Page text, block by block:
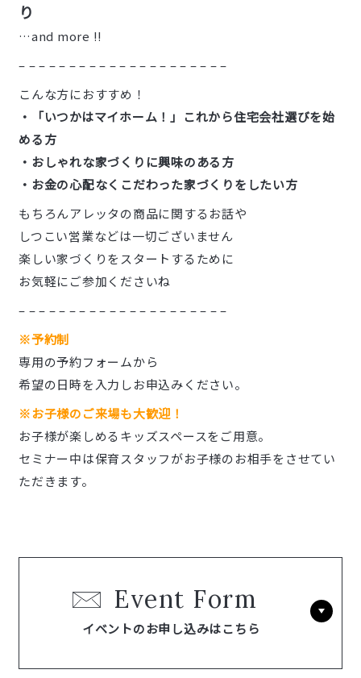
り
…and more !!
– – – – – – – – – – – – – – – – – – – – –
こんな方におすすめ！
・「いつかはマイホーム！」これから住宅会社選びを始
める方
・おしゃれな家づくりに興味のある方
・お金の心配なくこだわった家づくりをしたい方
もちろんアレッタの商品に関するお話や
しつこい営業などは一切ございません
楽しい家づくりをスタートするために
お気軽にご参加くださいね
– – – – – – – – – – – – – – – – – – – – –
※予約制
専用の予約フォームから
希望の日時を入力しお申込みください。
※お子様のご来場も大歓迎！
お子様が楽しめるキッズスペースをご用意。
セミナー中は保育スタッフがお子様のお相手をさせてい
ただきます。
Event Form
イベントのお申し込みはこちら